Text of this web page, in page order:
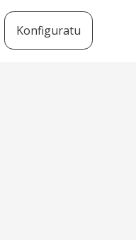
Konfiguratu